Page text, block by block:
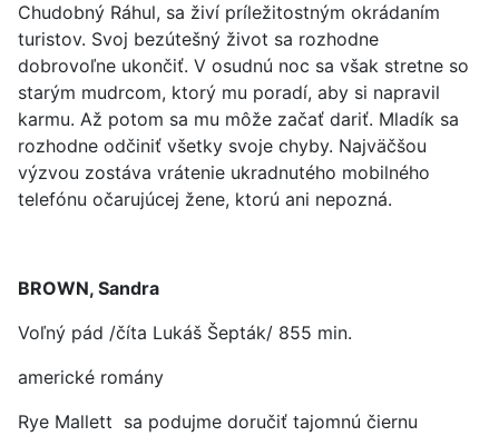
Chudobný Ráhul, sa živí príležitostným okrádaním
turistov. Svoj bezútešný život sa rozhodne
dobrovoľne ukončiť. V osudnú noc sa však stretne so
starým mudrcom, ktorý mu poradí, aby si napravil
karmu. Až potom sa mu môže začať dariť. Mladík sa
rozhodne odčiniť všetky svoje chyby. Najväčšou
výzvou zostáva vrátenie ukradnutého mobilného
telefónu očarujúcej žene, ktorú ani nepozná.
BROWN, Sandra
Voľný pád /číta Lukáš Šepták/ 855 min.
americké romány
Rye Mallett sa podujme doručiť tajomnú čiernu